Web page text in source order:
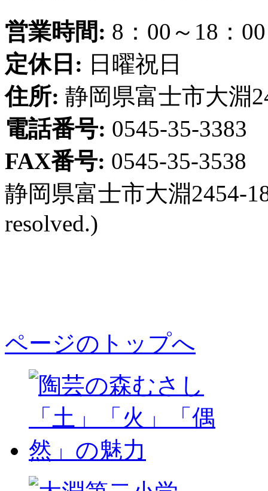
営業時間: 8：00～18：00
定休日: 日曜祝日
住所: 静岡県富士市大淵
電話番号: 0545-35-3383
FAX番号: 0545-35-3538
静岡県富士市大淵2454-
resolved.)
ページのトップへ